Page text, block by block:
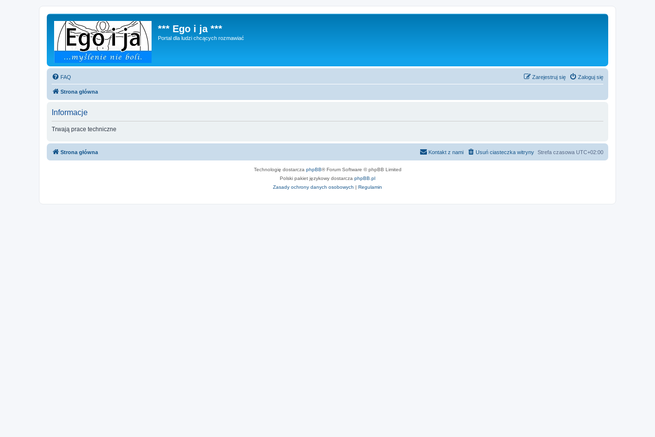
*** Ego i ja ***
Portal dla ludzi chcących rozmawiać
FAQ Zaloguj się
Zarejestruj się
Strona główna
Informacje
Trwają prace techniczne
Strona główna Strefa czasowa UTC+02:00
Usuń ciasteczka witryny
Kontakt z nami
Technologię dostarcza phpBB® Forum Software © phpBB Limited
Polski pakiet językowy dostarcza phpBB.pl
Zasady ochrony danych osobowych | Regulamin